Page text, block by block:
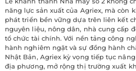
năng lực sản xuất của Agriex, mà còn
phát triển bền vững dựa trên liên kết
nguyên liệu, nông dân, nhà cung cấp
tổ chức tài chính. Với nền tảng công
hành nghiêm ngặt và sự đồng hành
Nhật Bản, Agriex kỳ vọng tiếp tục
địa phương, mở rộng thị trường xuất